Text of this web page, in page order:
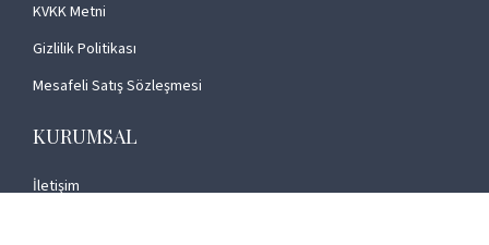
KVKK Metni
Gizlilik Politikası
Mesafeli Satış Sözleşmesi
KURUMSAL
İletişim